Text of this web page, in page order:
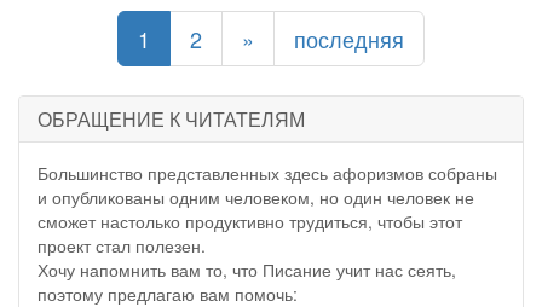
1 (current)
2 » последняя
ОБРАЩЕНИЕ К ЧИТАТЕЛЯМ
Большинство представленных здесь афоризмов собраны
и опубликованы одним человеком, но один человек не
сможет настолько продуктивно трудиться, чтобы этот
проект стал полезен.
Хочу напомнить вам то, что Писание учит нас сеять,
поэтому предлагаю вам помочь: